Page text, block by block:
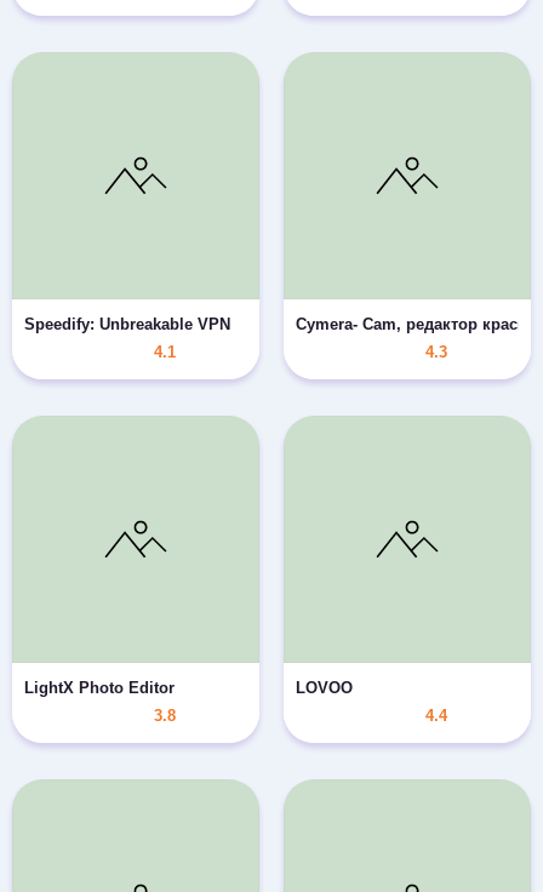
Speedify: Unbreakable VPN
4.1
Cymera- Cam, редактор
4.3
LightX Photo Editor
3.8
LOVOO
4.4